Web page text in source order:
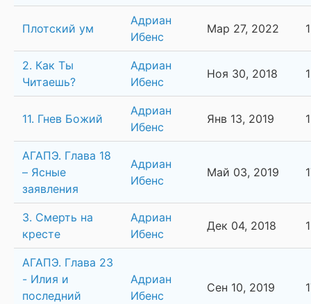
Плотский ум
Адриан
Ибенс
Мар 27, 2022
2. Как Ты
Читаешь?
Адриан
Ибенс
Ноя 30, 2018
11. Гнев Божий
Адриан
Ибенс
Янв 13, 2019
АГАПЭ. Глава 18
– Ясные
заявления
Адриан
Ибенс
Май 03, 2019
3. Смерть на
кресте
Адриан
Ибенс
Дек 04, 2018
АГАПЭ. Глава 23
- Илия и
последний
Адриан
Ибенс
Сен 10, 2019